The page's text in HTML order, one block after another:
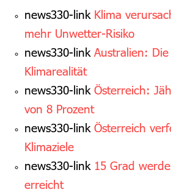
news330-link Klima
mehr Unwetter-Risiko
news330-link Australien:
Klimarealität
news330-link Österreich:
von 8 Prozent
news330-link Österreich
Klimaziele
news330-link 15 Grad
erreicht